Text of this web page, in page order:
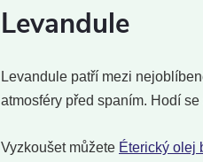
Levandule
Levandule patří mezi
atmosféry před spaním. Hodí
Vyzkoušet můžete Éterický olej